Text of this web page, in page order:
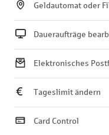
Geldautomat oder
Daueraufträge
Elektronisches
Tageslimit ändern
Card Control